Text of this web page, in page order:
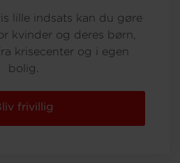
lille indsats kan du gøre
kvinder og deres børn,
krisecenter og i egen
bolig.
frivillig